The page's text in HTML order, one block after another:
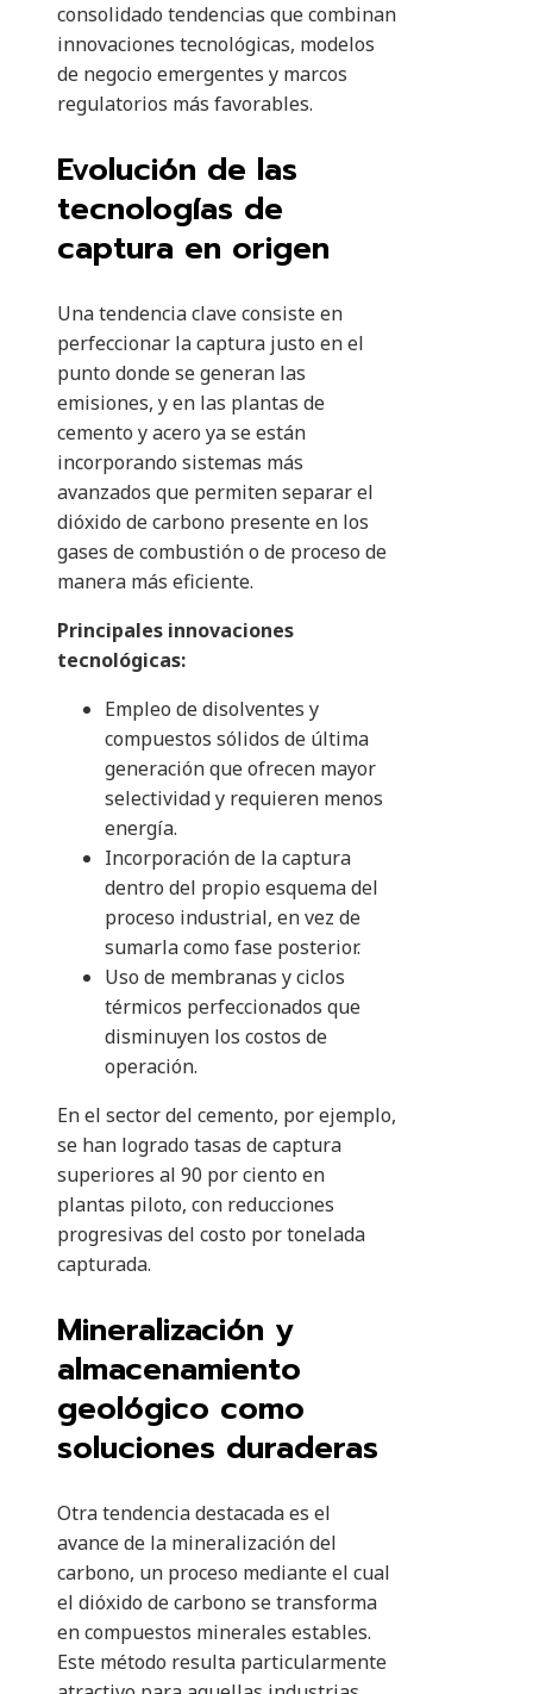
consolidado tendencias que combinan
innovaciones tecnológicas, modelos
de negocio emergentes y marcos
regulatorios más favorables.
Evolución de las
tecnologías de
captura en origen
Una tendencia clave consiste en
perfeccionar la captura justo en el
punto donde se generan las
emisiones, y en las plantas de
cemento y acero ya se están
incorporando sistemas más
avanzados que permiten separar el
dióxido de carbono presente en los
gases de combustión o de proceso de
manera más eficiente.
Principales innovaciones
tecnológicas:
Empleo de disolventes y
compuestos sólidos de última
generación que ofrecen mayor
selectividad y requieren menos
energía.
Incorporación de la captura
dentro del propio esquema del
proceso industrial, en vez de
sumarla como fase posterior.
Uso de membranas y ciclos
térmicos perfeccionados que
disminuyen los costos de
operación.
En el sector del cemento, por ejemplo,
se han logrado tasas de captura
superiores al 90 por ciento en
plantas piloto, con reducciones
progresivas del costo por tonelada
capturada.
Mineralización y
almacenamiento
geológico como
soluciones duraderas
Otra tendencia destacada es el
avance de la mineralización del
carbono, un proceso mediante el cual
el dióxido de carbono se transforma
en compuestos minerales estables.
Este método resulta particularmente